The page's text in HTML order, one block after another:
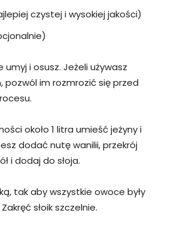
czystej i wysokiej jakości)
umyj i osusz. Jeżeli używasz
pozwól im rozmrozić się przed
około 1 litra umieść jeżyny i
dodać nutę wanilii, przekrój
i dodaj do słoja.
tak aby wszystkie owoce były
słoik szczelnie.